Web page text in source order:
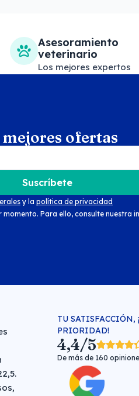
Asesoramiento
veterinario
Los mejores expertos
mejores ofertas
Suscríbete
y la política de privacidad
momento. Para ello, consulte nuestra
TU SATISFACCIÓN,
PRIORIDAD!
4,4/5
De más de 160